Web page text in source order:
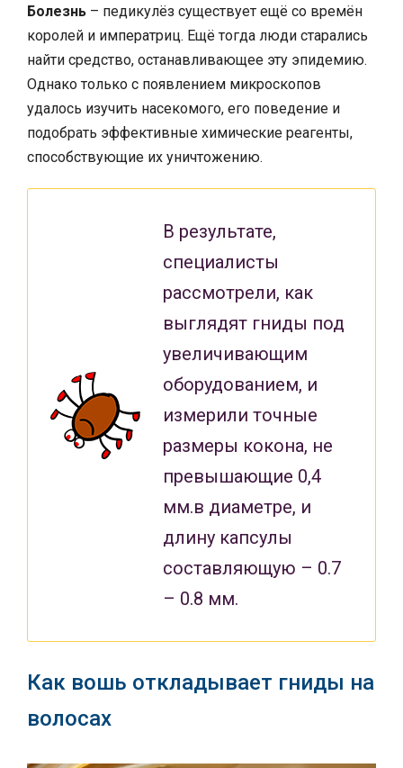
Болезнь – педикулёз существует ещё со времён
королей и императриц. Ещё тогда люди старались
найти средство, останавливающее эту эпидемию.
Однако только с появлением микроскопов
удалось изучить насекомого, его поведение и
подобрать эффективные химические реагенты,
способствующие их уничтожению.
В результате,
специалисты
рассмотрели, как
выглядят гниды под
увеличивающим
оборудованием, и
измерили точные
размеры кокона, не
превышающие 0,4
мм.в диаметре, и
длину капсулы
составляющую – 0.7
– 0.8 мм.
Как вошь откладывает гниды на
волосах